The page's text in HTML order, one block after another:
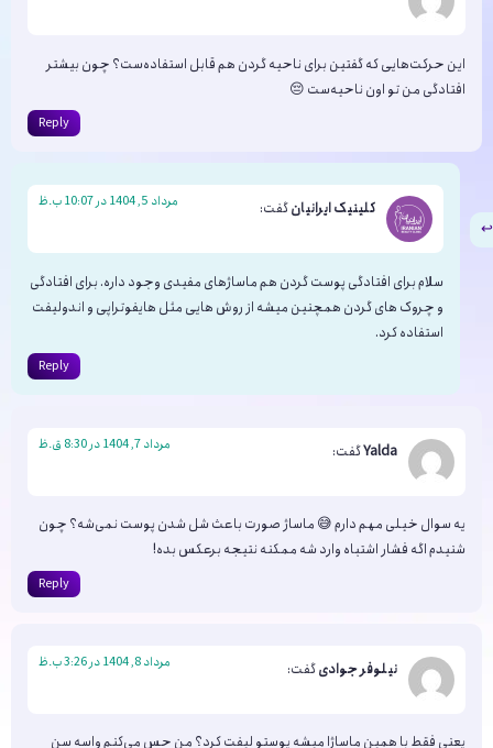
این حرکت‌هایی که گفتین برای ناحیه گردن هم قابل استفاده‌ست؟ چون بیشتر
افتادگی من تو اون ناحیه‌ست 😔
Reply
کلینیک ایرانیانگفت: مرداد 5, 1404 در 10:07 ب.ظ
سلام برای افتادگی پوست گردن هم ماساژهای مفیدی وجود داره. برای افتادگی
و چروک های گردن همچنین میشه از روش هایی مثل هایفوتراپی و اندولیفت
استفاده کرد.
Reply
Yaldaگفت: مرداد 7, 1404 در 8:30 ق.ظ
یه سوال خیلی مهم دارم 😅 ماساژ صورت باعث شل شدن پوست نمی‌شه؟ چون
شنیدم اگه فشار اشتباه وارد شه ممکنه نتیجه برعکس بده!
Reply
نیلوفر جوادیگفت: مرداد 8, 1404 در 3:26 ب.ظ
یعنی فقط با همین ماساژا میشه پوستو لیفت کرد؟ من حس می‌کنم واسه سن